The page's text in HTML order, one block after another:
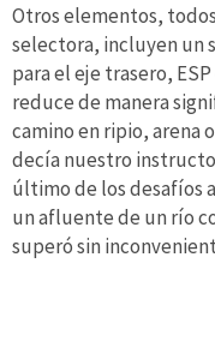
Otros elementos,
selectora, incluyen un
para el eje trasero,
reduce de manera
camino en ripio, arena
decía nuestro
último de los desafíos
un afluente de un río
superó sin